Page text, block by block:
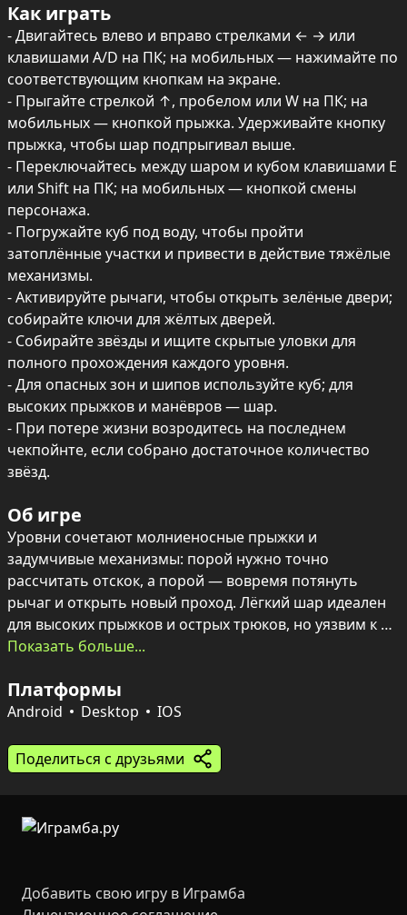
Как играть
- Двигайтесь влево и вправо стрелками ← → или
клавишами A/D на ПК; на мобильных — нажимайте по
соответствующим кнопкам на экране.
- Прыгайте стрелкой ↑, пробелом или W на ПК; на
мобильных — кнопкой прыжка. Удерживайте кнопку
прыжка, чтобы шар подпрыгивал выше.
- Переключайтесь между шаром и кубом клавишами E
или Shift на ПК; на мобильных — кнопкой смены
персонажа.
- Погружайте куб под воду, чтобы пройти
затоплённые участки и привести в действие тяжёлые
механизмы.
- Активируйте рычаги, чтобы открыть зелёные двери;
собирайте ключи для жёлтых дверей.
- Собирайте звёзды и ищите скрытые уловки для
полного прохождения каждого уровня.
- Для опасных зон и шипов используйте куб; для
высоких прыжков и манёвров — шар.
- При потере жизни возродитесь на последнем
чекпойнте, если собрано достаточное количество
звёзд.
Об игре
Уровни сочетают молниеносные прыжки и
задумчивые механизмы: порой нужно точно
рассчитать отскок, а порой — вовремя потянуть
рычаг и открыть новый проход. Лёгкий шар идеален
для высоких прыжков и острых трюков, но уязвим к
шипам; тяжёлый куб стойко переживает ловушки,
Каждый этап — это баланс скорости и логики:
переключаясь между персонажами в нужный момент,
двери, собирать скрытые звёзды и стремиться к 100%
прохождению. Динамичная физика и продуманный
точность действий.
Показать больше...
Платформы
Android Desktop IOS
Поделиться с друзьями
Добавить свою игру в Играмба